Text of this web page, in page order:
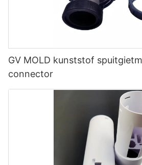
GV MOLD kunststof
connector